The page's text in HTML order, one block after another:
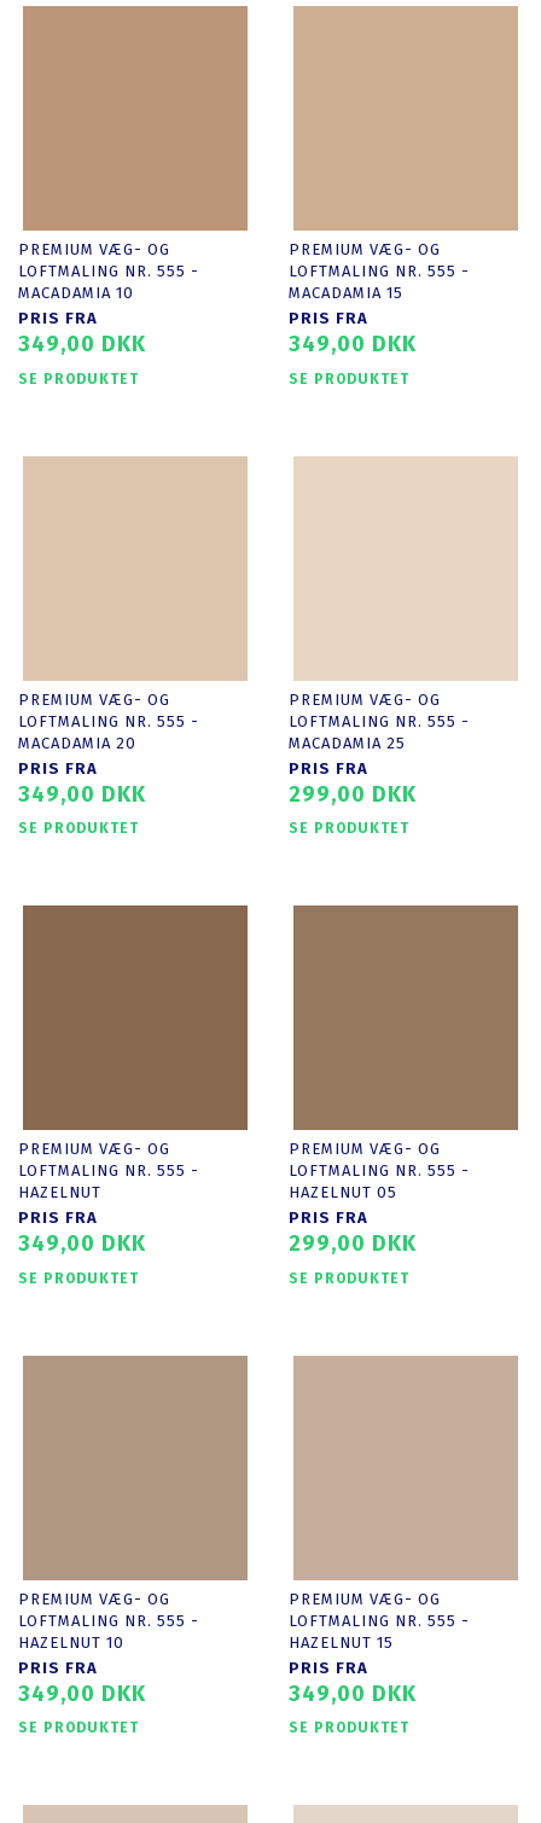
PREMIUM VÆG- OG
LOFTMALING NR. 555 -
MACADAMIA 10
PRIS FRA
349,00 DKK
SE PRODUKTET
PREMIUM VÆG- OG
LOFTMALING NR. 555 -
MACADAMIA 15
PRIS FRA
349,00 DKK
SE PRODUKTET
PREMIUM VÆG- OG
LOFTMALING NR. 555 -
MACADAMIA 20
PRIS FRA
349,00 DKK
SE PRODUKTET
PREMIUM VÆG- OG
LOFTMALING NR. 555 -
MACADAMIA 25
PRIS FRA
299,00 DKK
SE PRODUKTET
PREMIUM VÆG- OG
LOFTMALING NR. 555 -
HAZELNUT
PRIS FRA
349,00 DKK
SE PRODUKTET
PREMIUM VÆG- OG
LOFTMALING NR. 555 -
HAZELNUT 05
PRIS FRA
299,00 DKK
SE PRODUKTET
PREMIUM VÆG- OG
LOFTMALING NR. 555 -
HAZELNUT 10
PRIS FRA
349,00 DKK
SE PRODUKTET
PREMIUM VÆG- OG
LOFTMALING NR. 555 -
HAZELNUT 15
PRIS FRA
349,00 DKK
SE PRODUKTET